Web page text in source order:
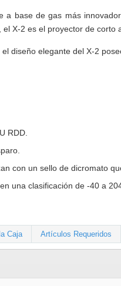
a base de gas más
X-2 es el proyector de corto
diseño elegante del X-2
RDD.
con un sello de dicromato
una clasificación de -40 a 204
Caja Artículos Requeridos